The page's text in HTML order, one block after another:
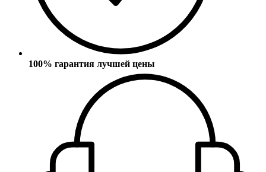
100% гарантия лучшей цены